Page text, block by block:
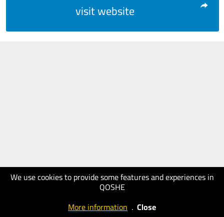
We use cookies to provide some features and experiences in
QOSHE
More information . Close
visit website